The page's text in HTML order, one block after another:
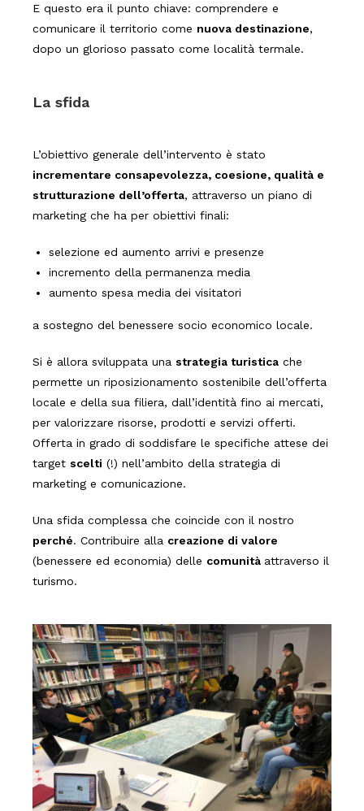
E questo era il punto chiave: comprendere e
comunicare il territorio come nuova destinazione,
dopo un glorioso passato come località termale.
La sfida
L’obiettivo generale dell’intervento è stato
incrementare consapevolezza, coesione, qualità e
strutturazione dell’offerta, attraverso un piano di
marketing che ha per obiettivi finali:
selezione ed aumento arrivi e presenze
incremento della permanenza media
aumento spesa media dei visitatori
a sostegno del benessere socio economico locale.
Si è allora sviluppata una strategia turistica che
permette un riposizionamento sostenibile dell’offerta
locale e della sua filiera, dall’identità fino ai mercati,
per valorizzare risorse, prodotti e servizi offerti.
Offerta in grado di soddisfare le specifiche attese dei
target scelti (!) nell’ambito della strategia di
marketing e comunicazione.
Una sfida complessa che coincide con il nostro
perché. Contribuire alla creazione di valore
(benessere ed economia) delle comunità attraverso il
turismo.